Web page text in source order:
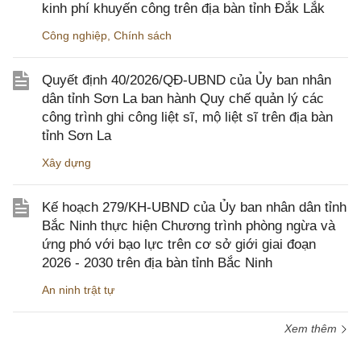
kinh phí khuyến công trên địa bàn tỉnh Đắk Lắk
Công nghiệp Chính sách
Quyết định 40/2026/QĐ-UBND của Ủy ban nhân
dân tỉnh Sơn La ban hành Quy chế quản lý các
công trình ghi công liệt sĩ, mộ liệt sĩ trên địa bàn
tỉnh Sơn La
Xây dựng
Kế hoạch 279/KH-UBND của Ủy ban nhân dân tỉnh
Bắc Ninh thực hiện Chương trình phòng ngừa và
ứng phó với bạo lực trên cơ sở giới giai đoạn
2026 - 2030 trên địa bàn tỉnh Bắc Ninh
An ninh trật tự
Xem thêm